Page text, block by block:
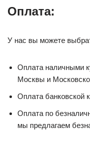
Оплата:
У нас вы можете
Оплата наличными
Москвы и
Оплата банковской
Оплата по
мы предлагаем